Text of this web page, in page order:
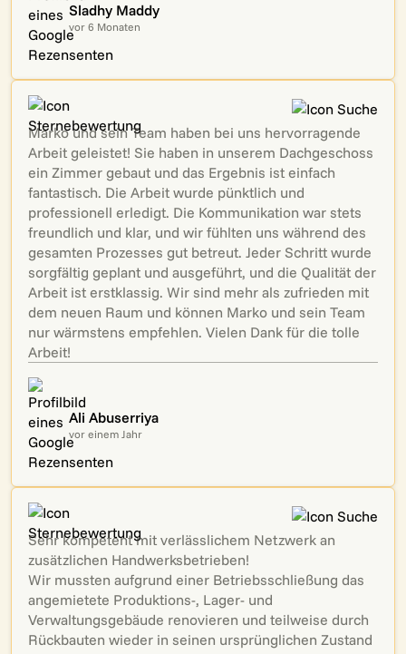
Sladhy Maddy
vor 6 Monaten
Marko und sein Team haben bei uns hervorragende
Arbeit geleistet! Sie haben in unserem Dachgeschoss
ein Zimmer gebaut und das Ergebnis ist einfach
fantastisch. Die Arbeit wurde pünktlich und
professionell erledigt. Die Kommunikation war stets
freundlich und klar, und wir fühlten uns während des
gesamten Prozesses gut betreut. Jeder Schritt wurde
sorgfältig geplant und ausgeführt, und die Qualität der
Arbeit ist erstklassig. Wir sind mehr als zufrieden mit
dem neuen Raum und können Marko und sein Team
nur wärmstens empfehlen. Vielen Dank für die tolle
Arbeit!
Ali Abuserriya
vor einem Jahr
Sehr kompetent mit verlässlichem Netzwerk an
zusätzlichen Handwerksbetrieben!
Wir mussten aufgrund einer Betriebsschließung das
angemietete Produktions-, Lager- und
Verwaltungsgebäude renovieren und teilweise durch
Rückbauten wieder in seinen ursprünglichen Zustand